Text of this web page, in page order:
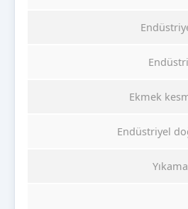
Ekmek
Endüstriyel